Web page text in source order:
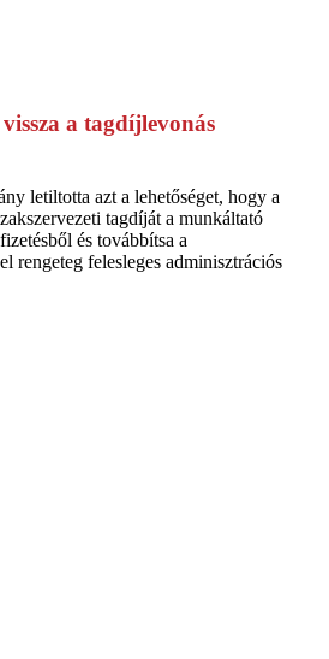
a tagdíjlevonás
letiltotta azt a lehetőséget, hogy a
tagdíját a munkáltató
és továbbítsa a
rengeteg felesleges adminisztrációs